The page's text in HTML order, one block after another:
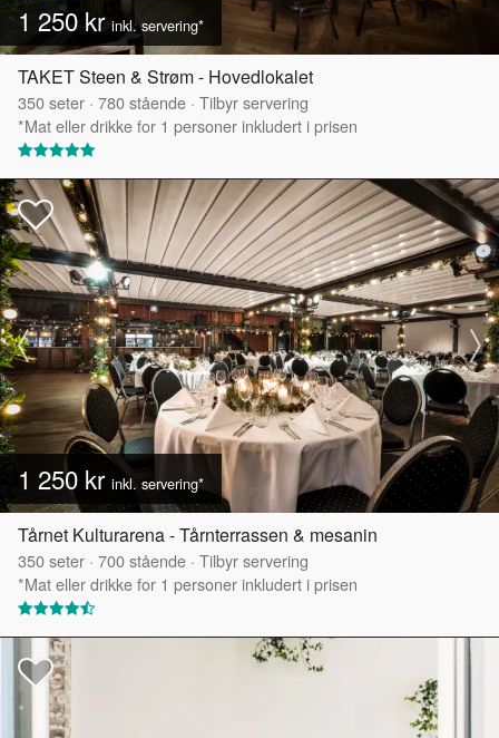
1 250 krinkl. servering*
TAKET Steen & Strøm - Hovedlokalet
350seter · 780stående · Tilbyr servering
*Mat eller drikke for 1 personer inkludert i prisen
1 250 kr inkl. servering*
Tårnet Kulturarena - Tårnterrassen & mesanin
350seter · 700stående · Tilbyr servering
*Mat eller drikke for 1 personer inkludert i prisen